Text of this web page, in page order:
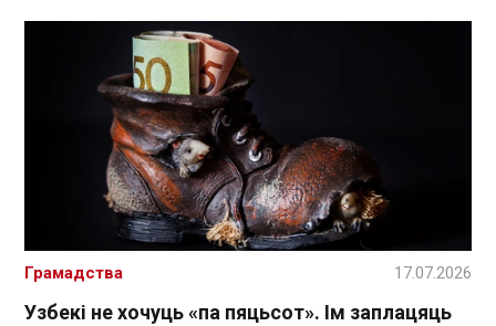
Узбекі не хочуць «па пяцьсот». Ім заплацяць
Грамадства 17.07.2026